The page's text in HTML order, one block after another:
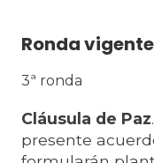
Ronda vigente
3ª ronda
Cláusula de Paz
presente